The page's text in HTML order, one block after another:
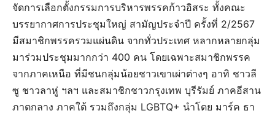
จัดการเลือกตั้งกรรมการบริหารพรรคก้าวอิสระ ทั้งคณะ
บรรยากาศการประชุมใหญ่ สามัญประจำปี ครั้งที่ 2/2567
มีสมาชิกพรรครวมแผ่นดิน จากทั่วประเทศ หลากหลายกลุ่ม
มาร่วมประชุมมากกว่า 400 คน โดยเฉพาะสมาชิกพรรค
จากภาคเหนือ ที่มีชนกลุ่มน้อยชาวเขาเผ่าต่างๆ อาทิ ชาวลี
ซู ชาวลาหู่ ฯลฯ และสมาชิกชาวกรุงเทพ บุรีรัมย์ ภาคอีสาน
ภาตกลาง ภาคใต้ รวมถึงกลุ่ม LGBTQ+ นำโดย มาร์ค ธา